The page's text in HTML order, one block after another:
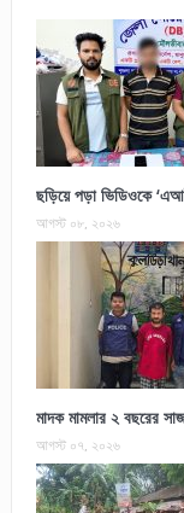
ছড়িয়ে পড়া ভিডিওকে
আগস্ট ০৮, ২০২৬
মাদক মামলার ২ বছরের
আগস্ট ০৭, ২০২৬